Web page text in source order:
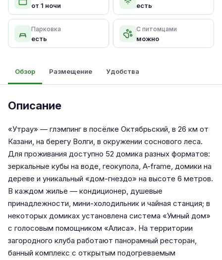
от 1 ночи есть
Парковка
есть
С питомцами
можно
Обзор Размещение Удобства
Описание
«Утрау» — глэмпинг в посёлке Октябрьский, в 26 км от
Казани, на берегу Волги, в окружении соснового леса.
Для проживания доступно 52 домика разных форматов:
зеркальные кубы на воде, геокупола, A-frame, домики на
дереве и уникальный «дом-гнездо» на высоте 6 метров.
В каждом жилье — кондиционер, душевые
принадлежности, мини-холодильник и чайная станция; в
некоторых домиках установлена система «Умный дом»
с голосовым помощником «Алиса». На территории
загородного клуба работают панорамный ресторан,
банный комплекс с открытым подогреваемым